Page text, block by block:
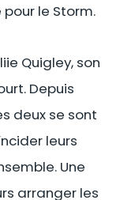
le Storm.
Quigley, son
Depuis
deux se sont
leurs
Une
arranger les